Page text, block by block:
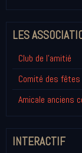
LES
Club de l'amitié
Comité des fêtes
Amicale anciens
INTERACTIF